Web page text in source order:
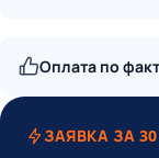
Оплата по
ЗАЯВКА ЗА